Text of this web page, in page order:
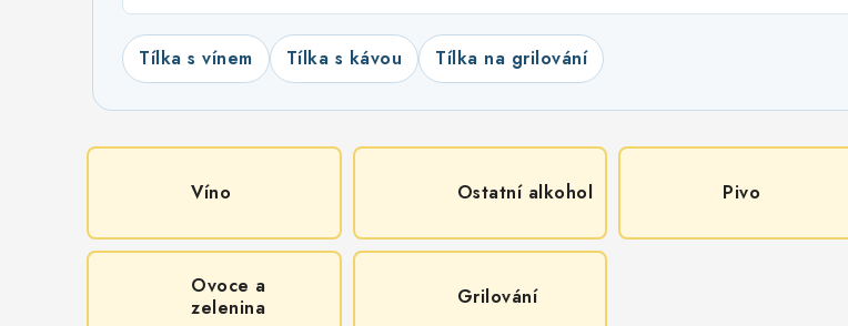
Tílka s vínem Tílka s kávou Tílka na grilování
Víno Ostatní alkohol Pivo
Ovoce a
zelenina
Grilování